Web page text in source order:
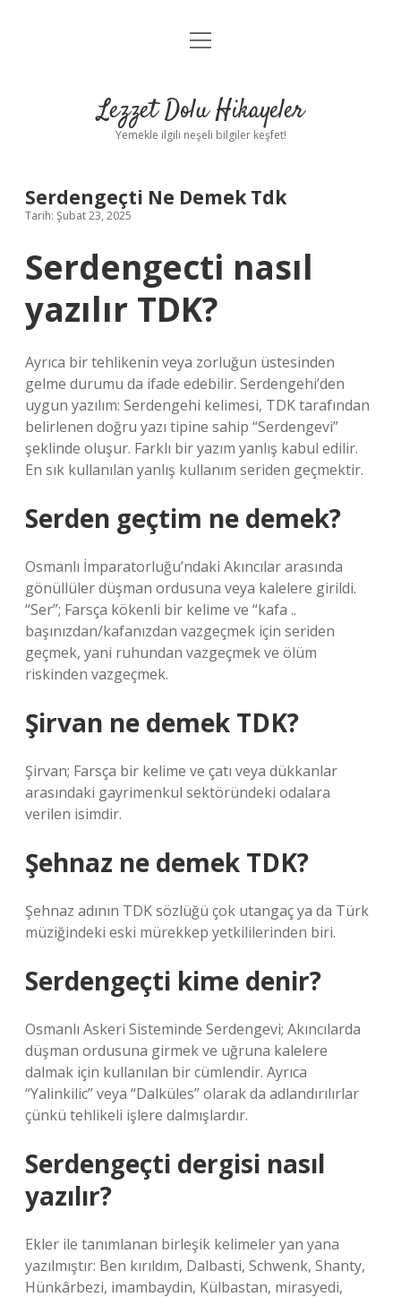
Anasayfa
Yasal Uyarı
menüyü
Lezzet Dolu Hikayeler
Yemekle ilgili neşeli bilgiler keşfet!
Serdengeçti Ne Demek Tdk
Tarih: Şubat 23, 2025
Serdengecti nasıl
yazılır TDK?
Ayrıca bir tehlikenin veya zorluğun üstesinden
gelme durumu da ifade edebilir. Serdengehi’den
uygun yazılım: Serdengehi kelimesi, TDK tarafından
belirlenen doğru yazı tipine sahip “Serdengevi”
şeklinde oluşur. Farklı bir yazım yanlış kabul edilir.
En sık kullanılan yanlış kullanım seriden geçmektir.
Serden geçtim ne demek?
Osmanlı İmparatorluğu’ndaki Akıncılar arasında
gönüllüler düşman ordusuna veya kalelere girildi.
“Ser”; Farsça kökenli bir kelime ve “kafa ..
başınızdan/kafanızdan vazgeçmek için seriden
geçmek, yani ruhundan vazgeçmek ve ölüm
riskinden vazgeçmek.
Şirvan ne demek TDK?
Şirvan; Farsça bir kelime ve çatı veya dükkanlar
arasındaki gayrimenkul sektöründeki odalara
verilen isimdir.
Şehnaz ne demek TDK?
Şehnaz adının TDK sözlüğü çok utangaç ya da Türk
müziğindeki eski mürekkep yetkililerinden biri.
Serdengeçti kime denir?
Osmanlı Askeri Sisteminde Serdengevi; Akıncılarda
düşman ordusuna girmek ve uğruna kalelere
dalmak için kullanılan bir cümlendir. Ayrıca
“Yalinkilic” veya “Dalküles” olarak da adlandırılırlar
çünkü tehlikeli işlere dalmışlardır.
Serdengeçti dergisi nasıl
yazılır?
Ekler ile tanımlanan birleşik kelimeler yan yana
yazılmıştır: Ben kırıldım, Dalbasti, Schwenk, Shanty,
Hünkârbezi, imambaydin, Külbastan, mirasyedi,